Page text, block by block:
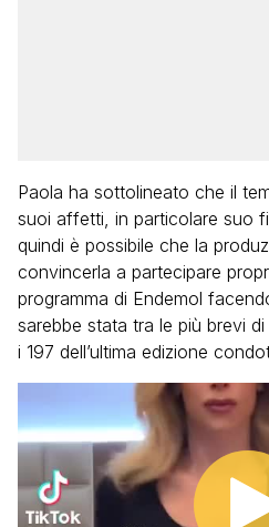
Paola ha sottolineato che il
suoi affetti, in particolare suo
quindi è possibile che la
convincerla a partecipare
programma di Endemol
sarebbe stata tra le più brevi
i 197 dell’ultima edizione